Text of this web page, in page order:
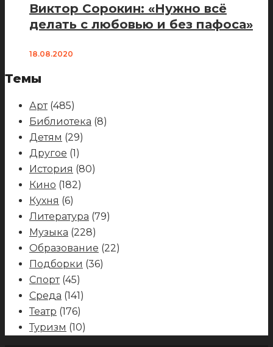
Виктор Сорокин: «Нужно всё
делать с любовью и без пафоса»
18.08.2020
Темы
Арт(485)
Библиотека (8)
Детям (29)
Другое (1)
История (80)
Кино (182)
Кухня (6)
Литература (79)
Музыка (228)
Образование (22)
Подборки (36)
Спорт(45)
Среда (141)
Театр (176)
Туризм (10)